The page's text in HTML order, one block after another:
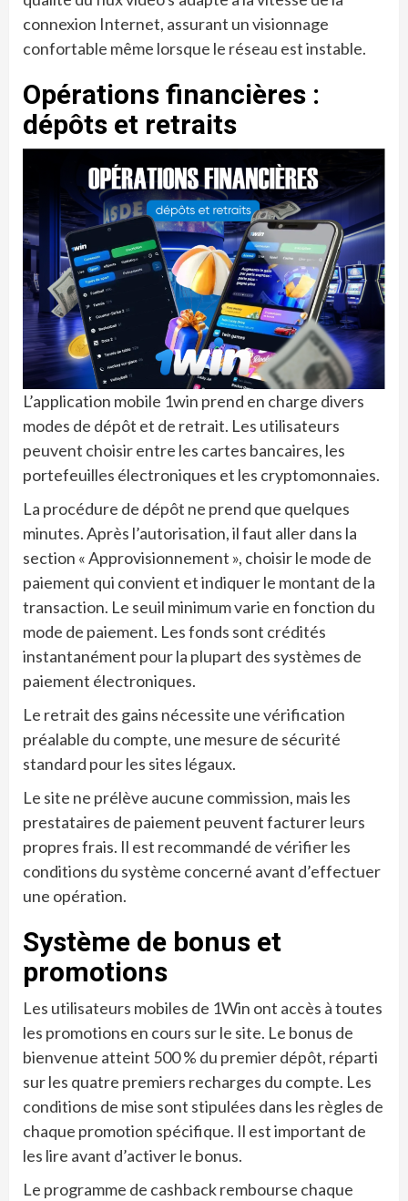
connexion Internet, assurant un visionnage
confortable même lorsque le réseau est instable.
Opérations financières :
dépôts et retraits
L’application mobile 1win prend en charge divers
modes de dépôt et de retrait. Les utilisateurs
peuvent choisir entre les cartes bancaires, les
portefeuilles électroniques et les cryptomonnaies.
La procédure de dépôt ne prend que quelques
minutes. Après l’autorisation, il faut aller dans la
section « Approvisionnement », choisir le mode de
paiement qui convient et indiquer le montant de la
transaction. Le seuil minimum varie en fonction du
mode de paiement. Les fonds sont crédités
instantanément pour la plupart des systèmes de
paiement électroniques.
Le retrait des gains nécessite une vérification
préalable du compte, une mesure de sécurité
standard pour les sites légaux.
Le site ne prélève aucune commission, mais les
prestataires de paiement peuvent facturer leurs
propres frais. Il est recommandé de vérifier les
conditions du système concerné avant d’effectuer
une opération.
Système de bonus et
promotions
Les utilisateurs mobiles de 1Win ont accès à toutes
les promotions en cours sur le site. Le bonus de
bienvenue atteint 500 % du premier dépôt, réparti
sur les quatre premiers recharges du compte. Les
conditions de mise sont stipulées dans les règles de
chaque promotion spécifique. Il est important de
les lire avant d’activer le bonus.
Le programme de cashback rembourse chaque